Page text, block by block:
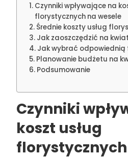
Czynniki wpływające na
florystycznych na wesele
Średnie koszty usług
Jak zaoszczędzić na
Jak wybrać odpowiednią
Planowanie budżetu na
Podsumowanie
Czynniki
koszt usług